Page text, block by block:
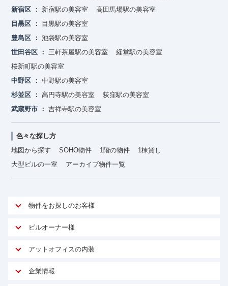
新宿区
新宿駅の美容室
高田馬場駅の美容室
目黒区
目黒駅の美容室
豊島区
池袋駅の美容室
世田谷区
三軒茶屋駅の美容室
経堂駅の美容室
桜新町駅の美容室
中野区
中野駅の美容室
杉並区
高円寺駅の美容室
荻窪駅の美容室
武蔵野市
吉祥寺駅の美容室
色々な探し方
地図から探す
SOHO物件 1階の物件
1棟貸し
大型ビルの一室
アーカイブ物件一覧
物件をお探しのお客様
アットオフィスが選ばれる理由
ご契約者様インタビュー
オフィスお役立ちコラム
ビルオーナー様
オーナー様向けサービス
マイソク作成
アットオフィスの内装
サービス内容
企業情報